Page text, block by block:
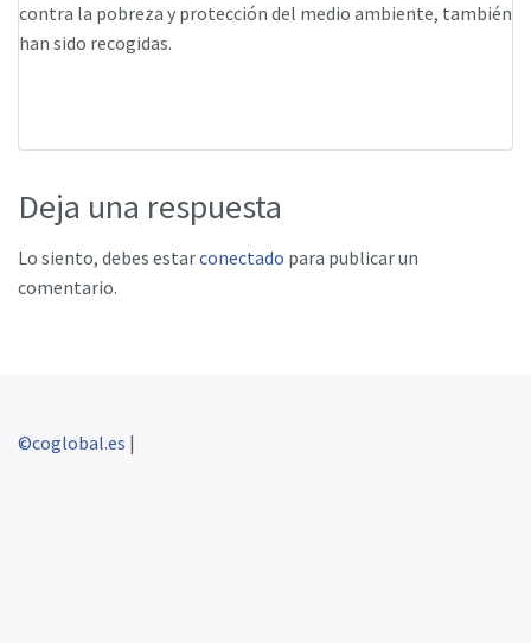
contra la pobreza y protección del medio ambiente, también
han sido recogidas.
Deja una respuesta
Lo siento, debes estarconectado para publicar un
comentario.
©coglobal.es |